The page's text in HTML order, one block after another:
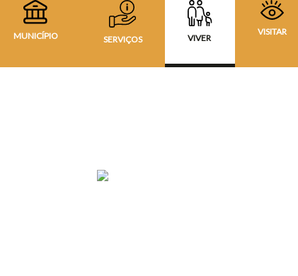
MUNICÍPIO SERVIÇOS VIVER
VISITAR